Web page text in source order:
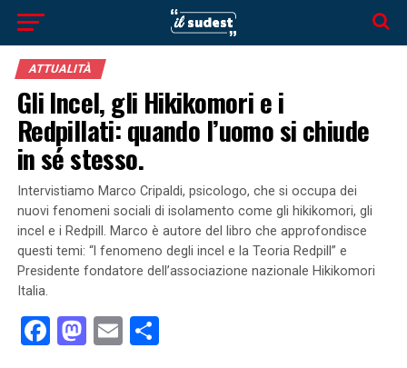
ATTUALITÀ
Gli Incel, gli Hikikomori e i
Redpillati: quando l’uomo si chiude
in sé stesso.
Intervistiamo Marco Cripaldi, psicologo, che si occupa dei
nuovi fenomeni sociali di isolamento come gli hikikomori, gli
incel e i Redpill. Marco è autore del libro che approfondisce
questi temi: “l fenomeno degli incel e la Teoria Redpill” e
Presidente fondatore dell’associazione nazionale Hikikomori
Italia.
Facebook
Mastodon
EmailCondividi